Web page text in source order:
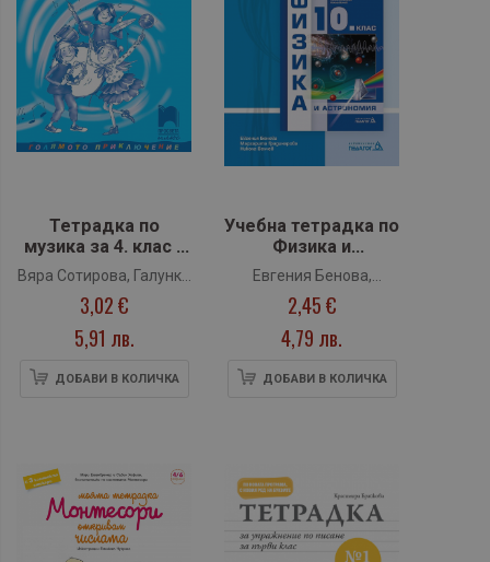
Тетрадка по
музика за 4. клас -
Голямото
приключение
(Просвета Плюс)
Вяра Сотирова, Галунка
Калоферова, Росица
Драганова
3,02 €
5,91 лв.
ДОБАВИ В КОЛИЧКА
Учебна тетрадка по
Физика и
астрономия за 10.
клас (Педагог 6)
Евгения Бенова,
Маргарита
Градинарова, Никола
Велчев
2,45 €
4,79 лв.
ДОБАВИ В КОЛИЧКА